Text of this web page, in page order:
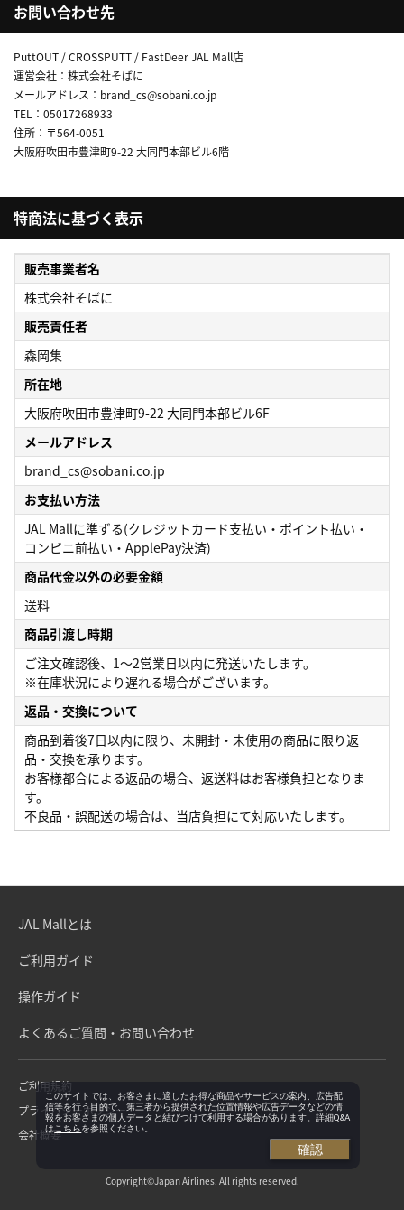
お問い合わせ先
PuttOUT / CROSSPUTT / FastDeer JAL Mall店
運営会社：株式会社そばに
メールアドレス：brand_cs@sobani.co.jp
TEL：05017268933
住所：〒564-0051
大阪府吹田市豊津町9-22 大同門本部ビル6階
特商法に基づく表示
販売事業者名
株式会社そばに
販売責任者
森岡集
所在地
大阪府吹田市豊津町9-22 大同門本部ビル6F
メールアドレス
brand_cs@sobani.co.jp
お支払い方法
JAL Mallに準ずる(クレジットカード支払い・ポイント払い・
コンビニ前払い・ApplePay決済)
商品代金以外の必要金額
送料
商品引渡し時期
ご注文確認後、1～2営業日以内に発送いたします。
※在庫状況により遅れる場合がございます。
返品・交換について
商品到着後7日以内に限り、未開封・未使用の商品に限り返
品・交換を承ります。
お客様都合による返品の場合、返送料はお客様負担となりま
す。
不良品・誤配送の場合は、当店負担にて対応いたします。
JAL Mallとは
ご利用ガイド
操作ガイド
よくあるご質問・お問い合わせ
ご利用規約
プライバシーポリシー
会社概要
Copyright©Japan Airlines. All rights reserved.
このサイトでは、お客さまに適したお得な商品やサービスの案内、広告配
信等を行う目的で、第三者から提供された位置情報や広告データなどの情
報をお客さまの個人データと結びつけて利用する場合があります。詳細Q&A
はこちらを参照ください。
確認